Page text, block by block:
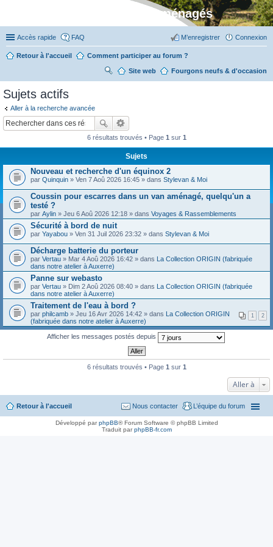
Stylevan - Vans aménagés
Accès rapide FAQ Connexion
M’enregistrer
Retour à l'accueil Comment participer au forum ?
Fourgons neufs & d'occasion
Site web
R
ch
er
Sujets actifs
Aller à la recherche avancée
6 résultats trouvés • Page 1 sur 1
Sujets
Nouveau et recherche d'un équinox 2
par Quinquin » Ven 7 Aoû 2026 16:45 » dans Stylevan & Moi
Coussin pour escarres dans un van aménagé, quelqu'un a
testé ?
par Aylin » Jeu 6 Aoû 2026 12:18 » dans Voyages & Rassemblements
Sécurité à bord de nuit
par Yayabou » Ven 31 Juil 2026 23:32 » dans Stylevan & Moi
Décharge batterie du porteur
par Vertau » Mar 4 Aoû 2026 16:42 » dans La Collection ORIGIN (fabriquée
dans notre atelier à Auxerre)
Panne sur webasto
par Vertau » Dim 2 Aoû 2026 08:40 » dans La Collection ORIGIN (fabriquée
dans notre atelier à Auxerre)
Traitement de l'eau à bord ?
1 2
par philcamb » Jeu 16 Avr 2026 14:42 » dans La Collection ORIGIN
(fabriquée dans notre atelier à Auxerre)
Afficher les messages postés depuis
6 résultats trouvés • Page 1 sur 1
Aller à
Retour à l'accueil L’équipe du forum
Nous contacter
Développé parphpBB® Forum Software © phpBB Limited
Traduit parphpBB-fr.com